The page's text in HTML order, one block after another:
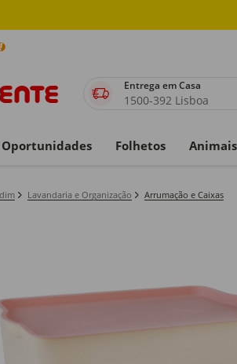
Entrega em Casa
1500-392 Lisboa
Oportunidades Folhetos Animais
Lavandaria e Organização Arrumação e Caixas